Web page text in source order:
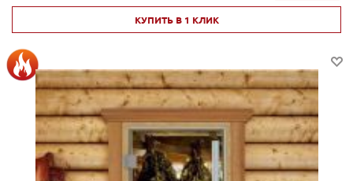
КУПИТЬ В 1 КЛИК